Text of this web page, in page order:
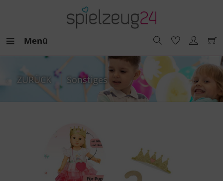
Menü
ZURÜCK Sonstiges